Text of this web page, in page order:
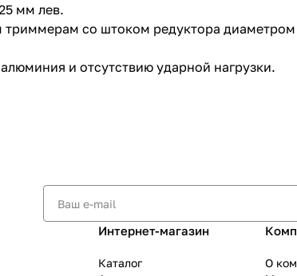
мм лев.
со штоком редуктора
и отсутствию ударной нагрузки.
Интернет-магазин
Каталог
О